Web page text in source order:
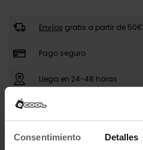
Consentimiento Detalles
Envíos gratis a partir de 50€
Pago seguro
Llega en 24-48 horas
DESCRIPCIÓN